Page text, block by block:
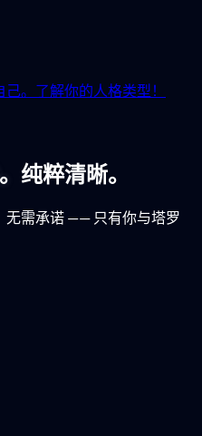
。了解你的人格类型！
纯粹清晰。
无需承诺 —— 只有你与塔罗